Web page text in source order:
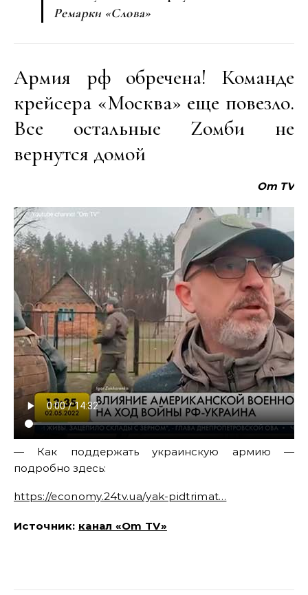
Ремарки «Слова»
Армия рф обречена! Команде
крейсера «Москва» еще повезло.
Все остальные Zомби не
вернутся домой
Om TV
— Как поддержать украинскую армию —
подробно здесь:
https://economy.24tv.ua/yak-pidtrimat…
Источник: канал «Om TV»